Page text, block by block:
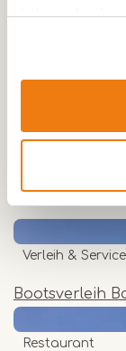
haben oder die
über 100
Anlegeorten.
Bootsverleih
Verleih & Service
Restaurant